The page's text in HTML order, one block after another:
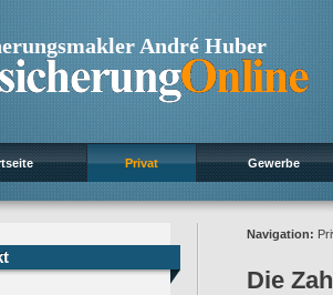
André Huber
Privat Gewerbe
Navigation:
Die